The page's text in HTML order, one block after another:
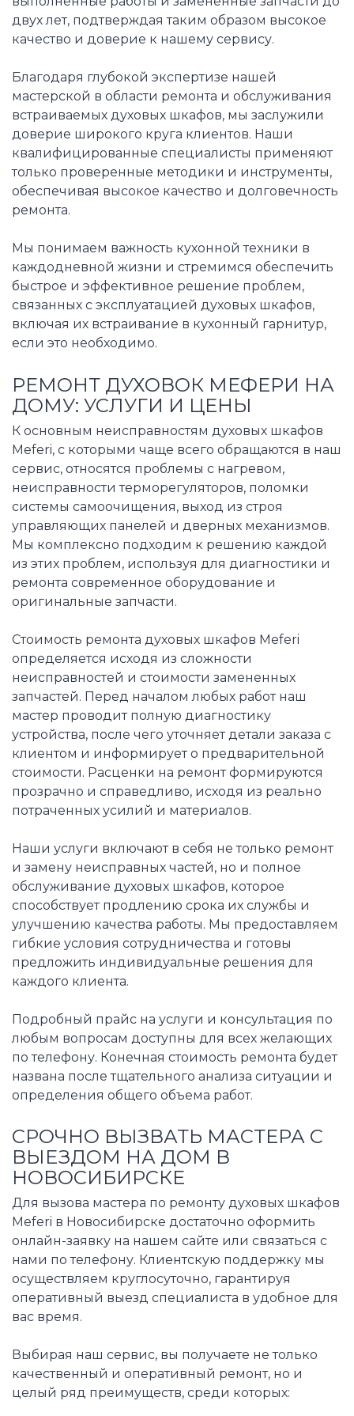
двух лет, подтверждая таким образом высокое
качество и доверие к нашему сервису.
Благодаря глубокой экспертизе нашей
мастерской в области ремонта и обслуживания
встраиваемых духовых шкафов, мы заслужили
доверие широкого круга клиентов. Наши
квалифицированные специалисты применяют
только проверенные методики и инструменты,
обеспечивая высокое качество и долговечность
ремонта.
Мы понимаем важность кухонной техники в
каждодневной жизни и стремимся обеспечить
быстрое и эффективное решение проблем,
связанных с эксплуатацией духовых шкафов,
включая их встраивание в кухонный гарнитур,
если это необходимо.
РЕМОНТ ДУХОВОК МЕФЕРИ НА
ДОМУ: УСЛУГИ И ЦЕНЫ
К основным неисправностям духовых шкафов
Meferi, с которыми чаще всего обращаются в наш
сервис, относятся проблемы с нагревом,
неисправности терморегуляторов, поломки
системы самоочищения, выход из строя
управляющих панелей и дверных механизмов.
Мы комплексно подходим к решению каждой
из этих проблем, используя для диагностики и
ремонта современное оборудование и
оригинальные запчасти.
Стоимость ремонта духовых шкафов Meferi
определяется исходя из сложности
неисправностей и стоимости замененных
запчастей. Перед началом любых работ наш
мастер проводит полную диагностику
устройства, после чего уточняет детали заказа с
клиентом и информирует о предварительной
стоимости. Расценки на ремонт формируются
прозрачно и справедливо, исходя из реально
потраченных усилий и материалов.
Наши услуги включают в себя не только ремонт
и замену неисправных частей, но и полное
обслуживание духовых шкафов, которое
способствует продлению срока их службы и
улучшению качества работы. Мы предоставляем
гибкие условия сотрудничества и готовы
предложить индивидуальные решения для
каждого клиента.
Подробный прайс на услуги и консультация по
любым вопросам доступны для всех желающих
по телефону. Конечная стоимость ремонта будет
названа после тщательного анализа ситуации и
определения общего объема работ.
СРОЧНО ВЫЗВАТЬ МАСТЕРА С
ВЫЕЗДОМ НА ДОМ В
НОВОСИБИРСКЕ
Для вызова мастера по ремонту духовых шкафов
Meferi в Новосибирске достаточно оформить
онлайн-заявку на нашем сайте или связаться с
нами по телефону. Клиентскую поддержку мы
осуществляем круглосуточно, гарантируя
оперативный выезд специалиста в удобное для
вас время.
Выбирая наш сервис, вы получаете не только
качественный и оперативный ремонт, но и
целый ряд преимуществ, среди которых: